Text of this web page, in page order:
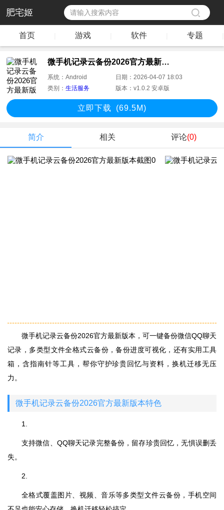
肥宅姬
首页 游戏 软件 专题
微手机记录云备份2026官方最新版本
系统：Android 日期：2026-04-07 18:03
类别：生活服务 版本：v1.0.2 安卓版
立即下载 (69.5M)
简介 相关 评论(0)
微手机记录云备份2026官方最新版本，可一键备份微信QQ聊天
记录，多类型文件全格式云备份，备份进度可视化，还有实用工具
箱，含指南针等工具，帮你守护珍贵回忆与资料，换机迁移无压
力。
微手机记录云备份2026官方最新版本特色
1.
支持微信、QQ聊天记录完整备份，留存珍贵回忆，无惧误删丢
失。
2.
全格式覆盖图片、视频、音乐等多类型文件云备份，手机空间